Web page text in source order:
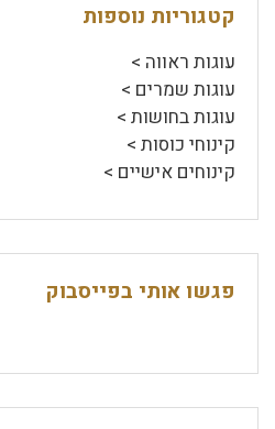
קטגוריות נוספות
עוגות ראווה >
עוגות שמרים >
עוגות בחושות >
קינוחי כוסות >
קינוחים אישיים >
פגשו אותי בפייסבוק